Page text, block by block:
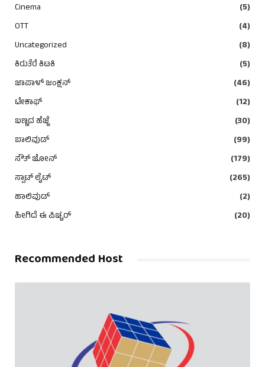
Cinema
(5)
OTT
(4)
Uncategorized
(8)
ಕಿರುತೆರೆ ಕಿಟಕಿ
(5)
ಜಾಪಾಳ್ ಜಂಕ್ಷನ್
(46)
ಟೇಕಾಫ್
(12)
ಬಣ್ಣದ ಹೆಜ್ಜೆ
(30)
ಬಾಲಿವುಡ್
(99)
ಸೌತ್ ಜೋನ್
(179)
ಸ್ಪಾಟ್ ಲೈಟ್
(265)
ಹಾಲಿವುಡ್
(2)
ಹೀಗಿದೆ ಈ ಪಿಚ್ಚರ್
(20)
Recommended Host